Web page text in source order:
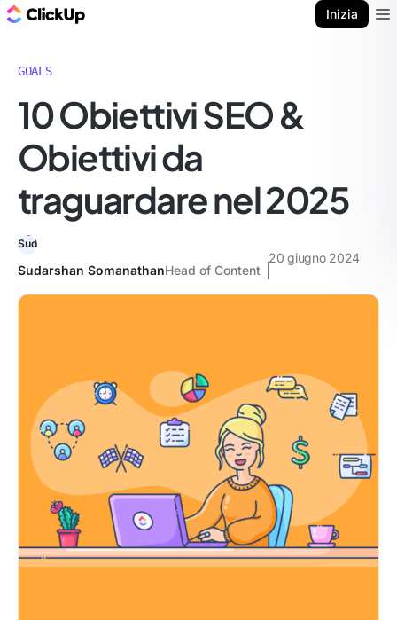
Inizia
GOALS
10 Obiettivi SEO &
Obiettivi da
traguardare nel 2025
Sudarshan SomanathanHead of Content
20 giugno 2024